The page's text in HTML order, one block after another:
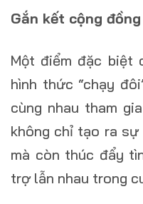
Gắn kết cộng đồng
Một điểm đặc biệt
hình thức “chạy
cùng nhau tham
không chỉ tạo ra
mà còn thúc đẩy
trợ lẫn nhau trong